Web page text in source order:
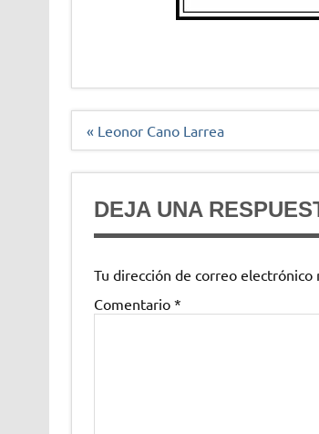
Navegación
« Leonor Cano Larrea
DEJA UNA
Tu dirección de correo electrónico
Comentario *